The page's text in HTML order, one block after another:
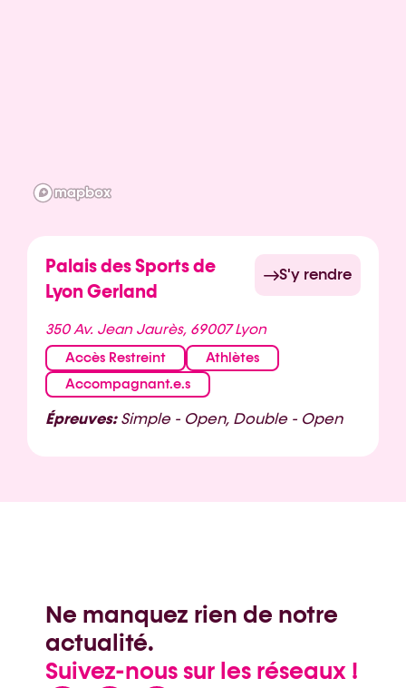
Palais des Sports de
Lyon Gerland
S'y rendre
350 Av. Jean Jaurès, 69007 Lyon
Accès Restreint
Athlètes
Accompagnant.e.s
Épreuves:Simple - Open, Double - Open
Ne manquez rien de notre
actualité.
Suivez-nous sur les réseaux !